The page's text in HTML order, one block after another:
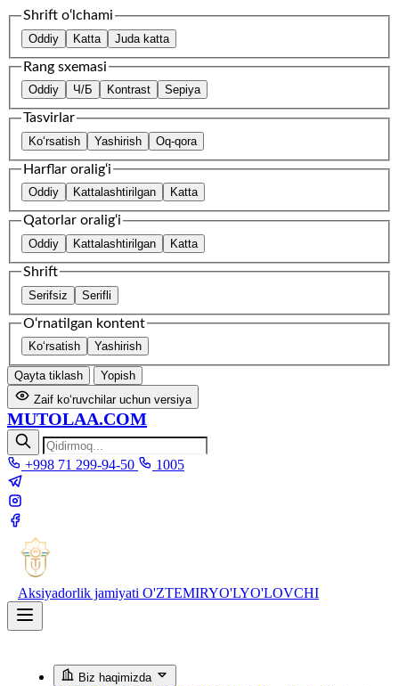
Shrift o‘lchami
Oddiy Katta Juda katta
Rang sxemasi
Oddiy Ч/Б Kontrast Sepiya
Tasvirlar
Ko‘rsatish Yashirish Oq-qora
Harflar oralig‘i
Oddiy Kattalashtirilgan Katta
Qatorlar oralig‘i
Oddiy Kattalashtirilgan Katta
Shrift
Serifsiz Serifli
O‘rnatilgan kontent
Ko‘rsatish Yashirish
Qayta tiklash
Yopish
Zaif ko‘ruvchilar uchun versiya
MUTOLAA.COM
+998 71 299-94-50 1005
Aksiyadorlik jamiyati O'ZTEMIRYO'LYO'LOVCHI
Biz haqimizda